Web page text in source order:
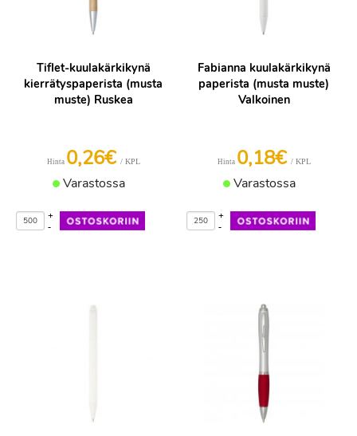
Tiflet-kuulakärkikynä
kierrätyspaperista (musta
muste) Ruskea
Hinta 0,26€ / KPL
Varastossa
-
+
Fabianna kuulakärkikynä
paperista (musta muste)
Valkoinen
Hinta 0,18€ / KPL
Varastossa
-
+